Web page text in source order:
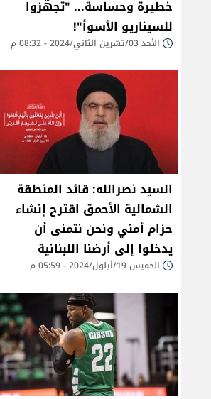
خطيرة وحساسة... "تجهّزوا
للسيناريو الأسوأ"!
الأحد 03/تشرين الثاني/2024 - 08:32 م
السيد نصرالله: قائد المنطقة
الشمالية الأحمق اقترح إنشاء
حزام أمني ونحن نتمنى أن
يدخلوا إلى أرضنا اللبنانية
الخميس 19/أيلول/2024 - 05:59 م